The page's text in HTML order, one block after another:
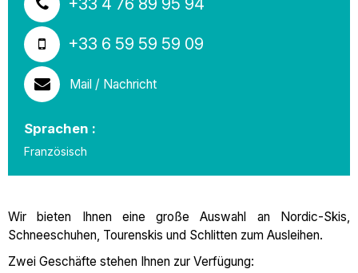
+33 4 76 89 95 94
+33 6 59 59 59 09
Mail / Nachricht
Sprachen :
Französisch
Wir bieten Ihnen eine große Auswahl an Nordic-Skis,
Schneeschuhen, Tourenskis und Schlitten zum Ausleihen.
Zwei Geschäfte stehen Ihnen zur Verfügung: